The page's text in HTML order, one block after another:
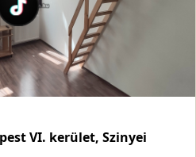
VI. kerület, Szinyei